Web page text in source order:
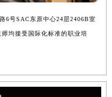
6号SAC东原中心24层2406B室
均接受国际化标准的职业培